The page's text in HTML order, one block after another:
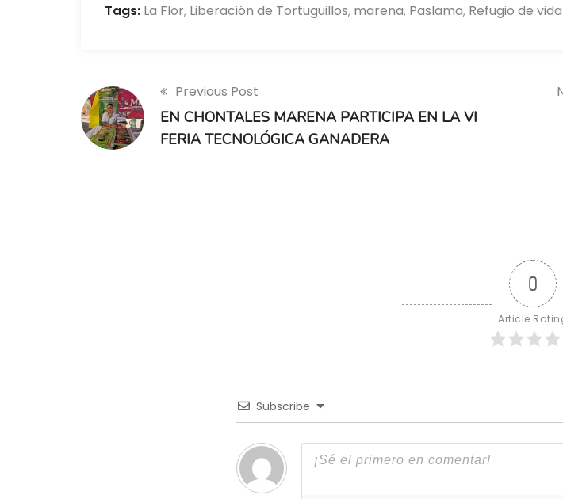
Tags: La Flor, Liberación de Tortuguillos, marena, Paslama, Refugio de
Previous Post
EN CHONTALES MARENA PARTICIPA EN LA VI
FERIA TECNOLÓGICA GANADERA
0
Article
Subscribe